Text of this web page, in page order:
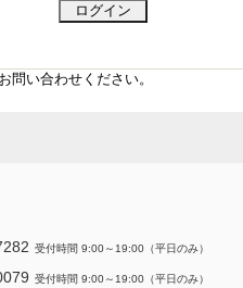
問い合わせください。
受付時間 9:00～19:00（平日のみ）
受付時間 9:00～19:00（平日のみ）